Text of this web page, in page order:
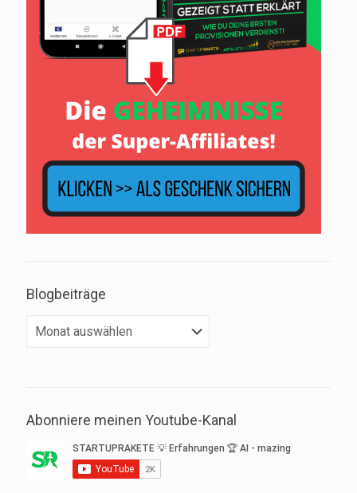
Blogbeiträge
Abonniere meinen Youtube-Kanal